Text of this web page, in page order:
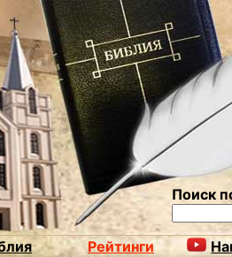
Поиск
Рейтинги